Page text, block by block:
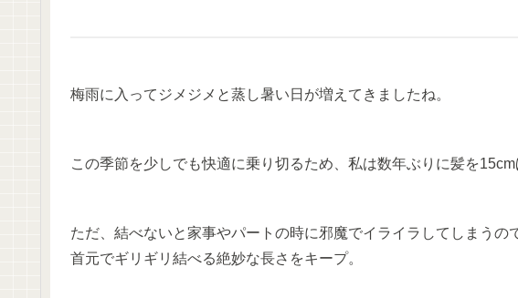
梅雨に入ってジメジメと蒸し暑い日が増えてきましたね。
この季節を少しでも快適に乗り切るため、私は数年ぶりに髪を
ただ、結べないと家事やパートの時に邪魔でイライラしてしまうの
首元でギリギリ結べる絶妙な長さをキープ。